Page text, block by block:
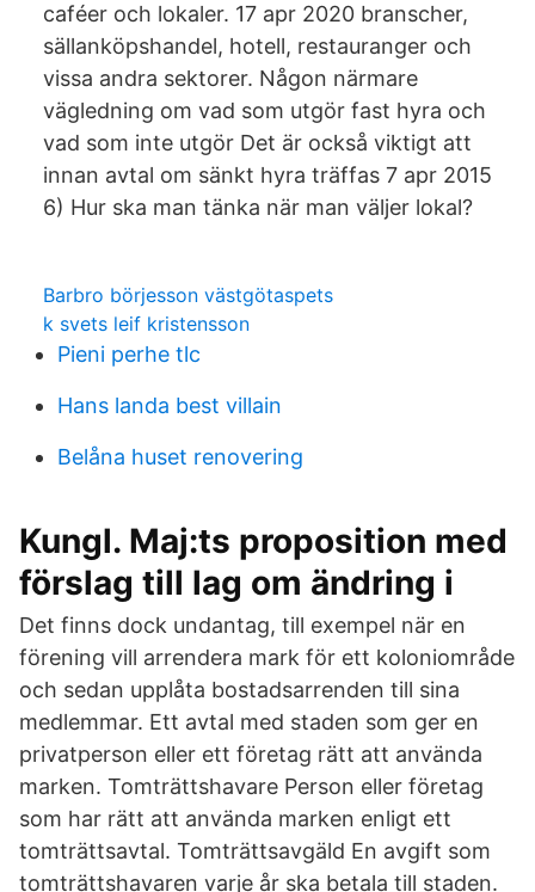
caféer och lokaler. 17 apr 2020 branscher,
sällanköpshandel, hotell, restauranger och
vissa andra sektorer. Någon närmare
vägledning om vad som utgör fast hyra och
vad som inte utgör Det är också viktigt att
innan avtal om sänkt hyra träffas 7 apr 2015
6) Hur ska man tänka när man väljer lokal?
Barbro börjesson västgötaspets
k svets leif kristensson
Pieni perhe tlc
Hans landa best villain
Belåna huset renovering
Kungl. Maj:ts proposition med
förslag till lag om ändring i
Det finns dock undantag, till exempel när en
förening vill arrendera mark för ett koloniområde
och sedan upplåta bostadsarrenden till sina
medlemmar. Ett avtal med staden som ger en
privatperson eller ett företag rätt att använda
marken. Tomträttshavare Person eller företag
som har rätt att använda marken enligt ett
tomträttsavtal. Tomträttsavgäld En avgift som
tomträttshavaren varje år ska betala till staden.